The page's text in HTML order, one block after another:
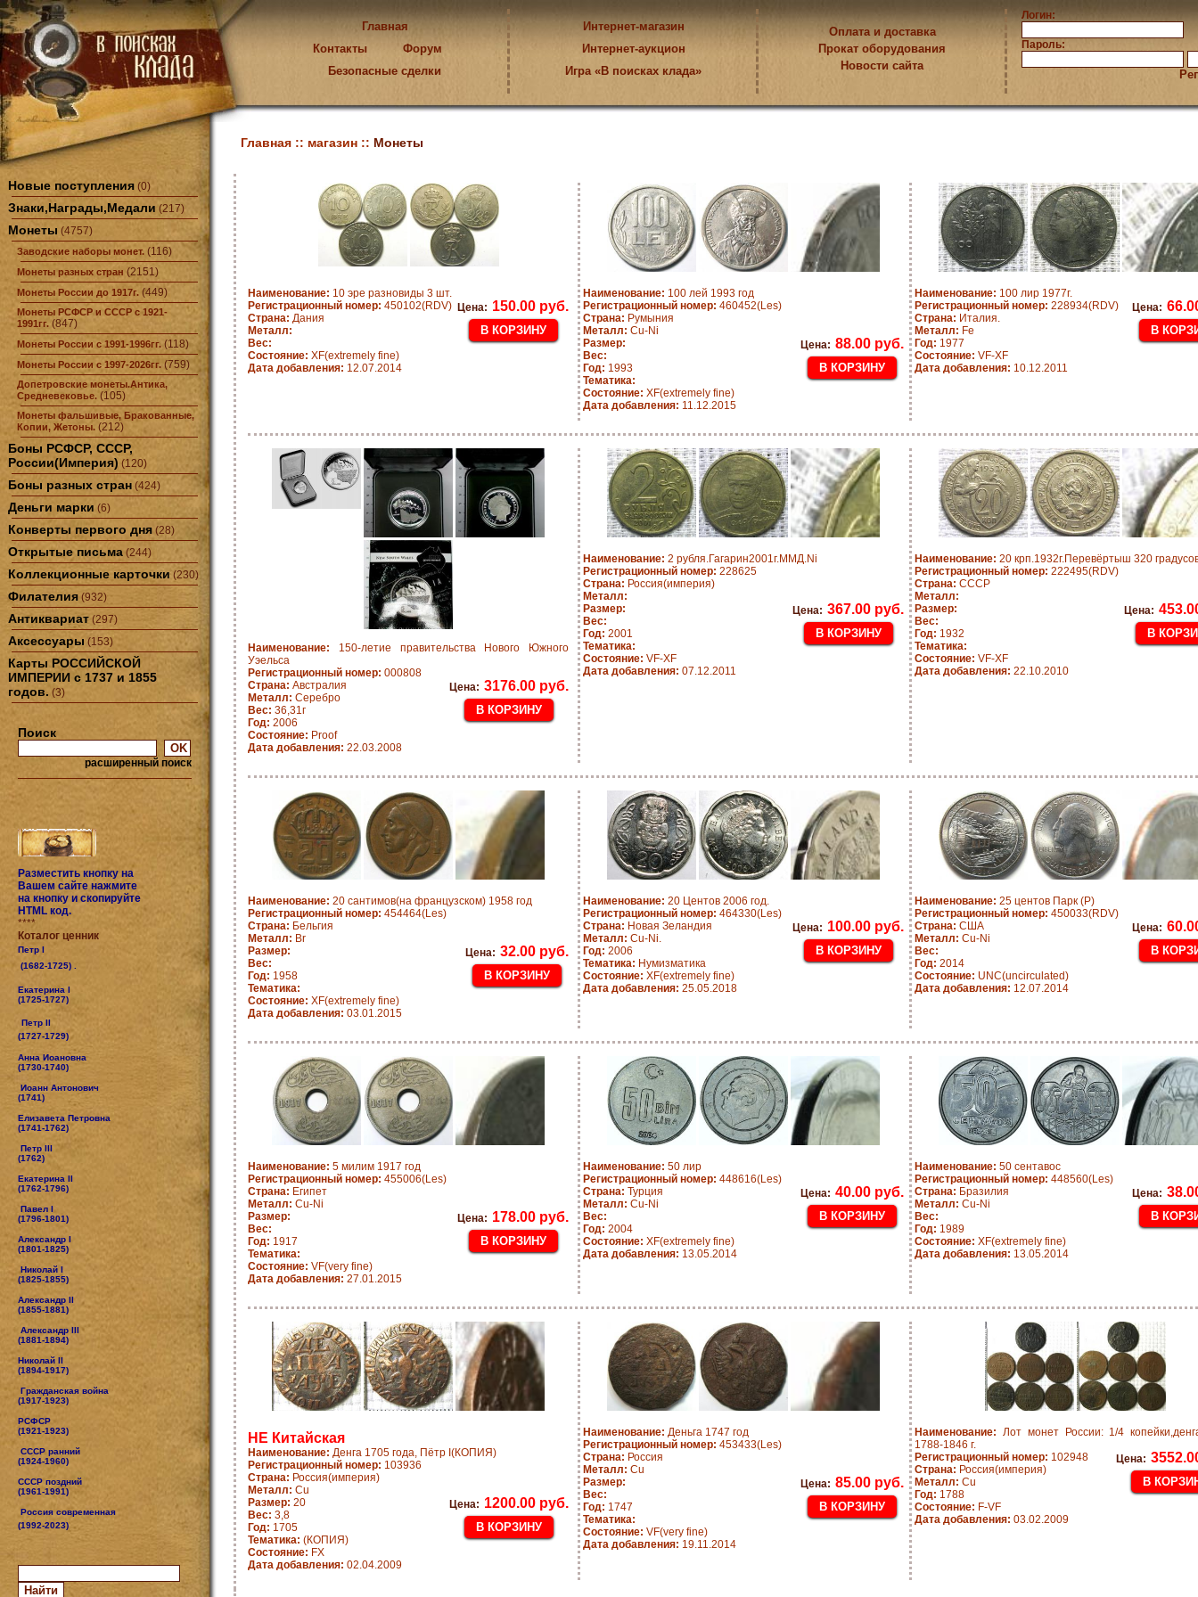
Главная
Контакты
Форум
Безопасные сделки
Интернет-магазин
Интернет-аукцион
Игра «В поисках клада»
Оплата и доставка
Прокат оборудования
Новости сайта
Логин:
Пароль:
Новые поступления (0)
Знаки,Награды,Медали (217)
Монеты (4757)
Заводские наборы монет. (116)
Монеты разных стран (2151)
Монеты России до 1917г. (449)
Монеты РСФСР и СССР с 1921-
1991гг. (847)
Монеты России с 1991-1996гг. (118)
Монеты России с 1997-2026гг. (759)
Допетровские монеты.Антика,
Средневековье. (105)
Монеты фальшивые, Бракованные,
Копии, Жетоны. (212)
Боны РСФСР, СССР,
России(Империя) (120)
Боны разных стран (424)
Деньги марки (6)
Конверты первого дня (28)
Открытые письма (244)
Коллекционные карточки(230)
Филателия (932)
Антиквариат (297)
Аксессуары (153)
Карты РОССИЙСКОЙ
ИМПЕРИИ с 1737 и 1855
годов. (3)
Поиск
расширенный поиск
Разместить кнопку на
Вашем сайте нажмите
на кнопку и скопируйте
HTML код.
****
Коталог ценник
Петр I
(1682-1725) .
Екатерина I
(1725-1727)
Петр II
(1727-1729)
Анна Иоановна
(1730-1740)
Иоанн Антонович
(1741)
Елизавета Петровна
(1741-1762)
Петр III
(1762)
Екатерина II
(1762-1796)
Павел I
(1796-1801)
Александр I
(1801-1825)
Николай I
(1825-1855)
Александр II
(1855-1881)
Александр III
(1881-1894)
Николай II
(1894-1917)
Гражданская война
(1917-1923)
РСФСР
(1921-1923)
СССР ранний
(1924-1960)
СССР поздний
(1961-1991)
Россия современная
(1992-2023)
Главная :: магазин :: Монеты
Наименование: 10 эре разновиды 3 шт.
Регистрационный номер: 450102(RDV)
Страна: Дания
Металл:
Вес:
Состояние: XF(extremely fine)
Дата добавления: 12.07.2014
Цена: 150.00 руб.
Наименование: 100 лей 1993 год
Регистрационный номер: 460452(Les)
Страна: Румыния
Металл: Cu-Ni
Размер:
Вес:
Год: 1993
Тематика:
Состояние: XF(extremely fine)
Дата добавления: 11.12.2015
Цена: 88.00 руб.
Наименование: 100 лир 1977г.
Регистрационный номер: 228934(RDV)
Страна: Италия.
Металл: Fe
Год: 1977
Состояние: VF-XF
Дата добавления: 10.12.2011
Цена:
Наименование: 150-летие правительства Нового Южного
Уэельса
Регистрационный номер: 000808
Страна: Австралия
Металл: Серебро
Вес: 36,31г
Год: 2006
Состояние: Proof
Дата добавления: 22.03.2008
Цена: 3176.00 руб.
Наименование: 2 рубля.Гагарин2001г.ММД.Ni
Регистрационный номер: 228625
Страна: Россия(империя)
Металл:
Размер:
Вес:
Год: 2001
Тематика:
Состояние: VF-XF
Дата добавления: 07.12.2011
Цена: 367.00 руб.
Наименование: 20 крп.1932г.Перевёртыш 320
Регистрационный номер: 222495(RDV)
Страна: CCCP
Металл:
Размер:
Вес:
Год: 1932
Тематика:
Состояние: VF-XF
Дата добавления: 22.10.2010
Цена:
Наименование: 20 сантимов(на французском) 1958 год
Регистрационный номер: 454464(Les)
Страна: Бельгия
Металл: Br
Размер:
Вес:
Год: 1958
Тематика:
Состояние: XF(extremely fine)
Дата добавления: 03.01.2015
Цена: 32.00 руб.
Наименование: 20 Центов 2006 год.
Регистрационный номер: 464330(Les)
Страна: Новая Зеландия
Металл: Cu-Ni.
Год: 2006
Тематика: Нумизматика
Состояние: XF(extremely fine)
Дата добавления: 25.05.2018
Цена: 100.00 руб.
Наименование: 25 центов Парк (Р)
Регистрационный номер: 450033(RDV)
Страна: США
Металл: Cu-Ni
Вес:
Год: 2014
Состояние: UNC(uncirculated)
Дата добавления: 12.07.2014
Цена:
Наименование: 5 милим 1917 год
Регистрационный номер: 455006(Les)
Страна: Египет
Металл: Cu-Ni
Размер:
Вес:
Год: 1917
Тематика:
Состояние: VF(very fine)
Дата добавления: 27.01.2015
Цена: 178.00 руб.
Наименование: 50 лир
Регистрационный номер: 448616(Les)
Страна: Турция
Металл: Cu-Ni
Вес:
Год: 2004
Состояние: XF(extremely fine)
Дата добавления: 13.05.2014
Цена: 40.00 руб.
Наименование: 50 сентавос
Регистрационный номер: 448560(Les)
Страна: Бразилия
Металл: Cu-Ni
Вес:
Год: 1989
Состояние: XF(extremely fine)
Дата добавления: 13.05.2014
Цена:
НЕ Китайская
Наименование: Денга 1705 года, Пётр I(КОПИЯ)
Регистрационный номер: 103936
Страна: Россия(империя)
Металл: Cu
Размер: 20
Вес: 3,8
Год: 1705
Тематика: (КОПИЯ)
Состояние: FX
Дата добавления: 02.04.2009
Цена: 1200.00 руб.
Наименование: Деньга 1747 год
Регистрационный номер: 453433(Les)
Страна: Россия
Металл: Cu
Размер:
Вес:
Год: 1747
Тематика:
Состояние: VF(very fine)
Дата добавления: 19.11.2014
Цена: 85.00 руб.
Наименование: Лот монет России: 1/4
1788-1846 г.
Регистрационный номер: 102948
Страна: Россия(империя)
Металл: Cu
Год: 1788
Состояние: F-VF
Дата добавления: 03.02.2009
Цена: